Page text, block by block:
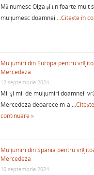
Mă numesc Olga şi ţin foarte mult
mulţumesc doamnei …Citește în
Mulţumiri din Europa pentru
Mercedeza
12 septembrie 2024
Mii şi mii de mulţumiri doamnei
Mercedeza deoarece m-a …
continuare »
Mulţumiri din Spania pentru
Mercedeza
10 septembrie 2024